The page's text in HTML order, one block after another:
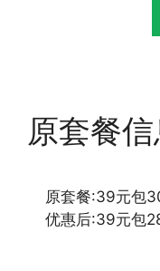
原套餐信
原套餐:39元包
优惠后:39元包